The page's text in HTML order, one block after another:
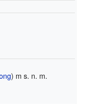
) m s. n. m.